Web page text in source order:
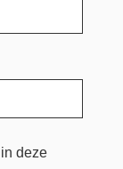
deze